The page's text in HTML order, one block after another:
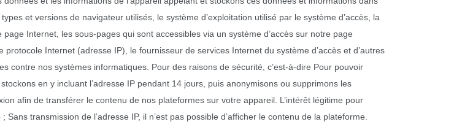
et versions de navigateur utilisés, le système d’exploitation utilisé par le système d’accès, la
Internet, les sous-pages qui sont accessibles via un système d’accès sur notre page
Internet (adresse IP), le fournisseur de services Internet du système d’accès et d’autres
contre nos systèmes informatiques. Pour des raisons de sécurité, c’est-à-dire Pour pouvoir
en y incluant l’adresse IP pendant 14 jours, puis anonymisons ou supprimons les
afin de transférer le contenu de nos plateformes sur votre appareil. L’intérêt légitime pour
transmission de l’adresse IP, il n’est pas possible d’afficher le contenu de la plateforme.